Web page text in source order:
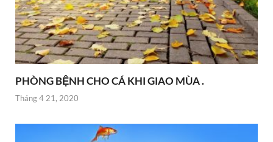
PHÒNG BỆNH CHO CÁ KHI GIAO MÙA .
Tháng 4 21, 2020